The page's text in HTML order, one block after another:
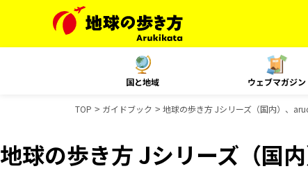
国と地域 ウェブマガジン
TOP ガイドブック 地球の歩き方 Jシリーズ（国内）、
地球の歩き方 Jシリーズ（国